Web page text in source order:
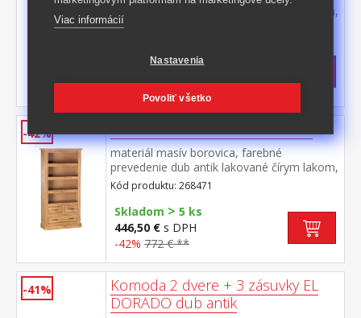
prevedenie dub antik lakované čírym lakom,
vlis drevenej štruktúry súčasť zostavy EL
Kód produktu: 26811
Skladom>5 ks
-40% 442 € **
-42%
materiál masív borovica, farebné
prevedenie dub antik lakované čírym lakom,
vlis drevenej štruktúry tri police, jedna
široká a dve úzke zásuvky súčasť zostavy
EL DORADO
Kód produktu: 268471
Skladom > 5 ks
446,50 € s DPH
-42% 772 € **
-41%
Komoda 2 dvere + 3 zásuvky EL
DORADO dub antik
Viac informácií
Nastavenia
Povoliť všetko